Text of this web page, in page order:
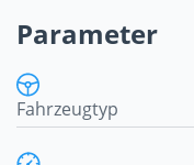
Parameter
Fahrzeugtyp